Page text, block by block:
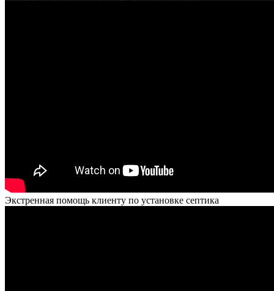
Экстренная помощь клиенту по установке септика